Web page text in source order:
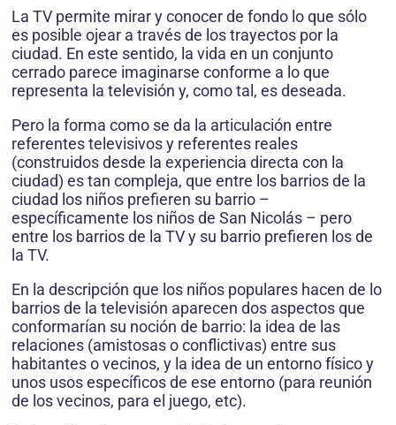
La TV permite mirar y conocer de fondo lo que sólo
es posible ojear a través de los trayectos por la
ciudad. En este sentido, la vida en un conjunto
cerrado parece imaginarse conforme a lo que
representa la televisión y, como tal, es deseada.
Pero la forma como se da la articulación entre
referentes televisivos y referentes reales
(construidos desde la experiencia directa con la
ciudad) es tan compleja, que entre los barrios de la
ciudad los niños prefieren su barrio –
específicamente los niños de San Nicolás – pero
entre los barrios de la TV y su barrio prefieren los de
la TV.
En la descripción que los niños populares hacen de lo
barrios de la televisión aparecen dos aspectos que
conformarían su noción de barrio: la idea de las
relaciones (amistosas o conflictivas) entre sus
habitantes o vecinos, y la idea de un entorno físico y
unos usos específicos de ese entorno (para reunión
de los vecinos, para el juego, etc).